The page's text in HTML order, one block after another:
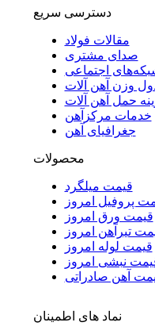
دسترسی سریع
مقالات فولاد
صدای مشتری
اجتماعی
وزن آهن آلات
حمل آهن آلات
خدمات مرکزآهن
جغرافیای آهن
محصولات
قیمت میلگرد
پروفیل امروز
قیمت ورق امروز
تیرآهن امروز
قیمت لوله امروز
نبشی امروز
آهن صادراتی
نماد های اطمینان